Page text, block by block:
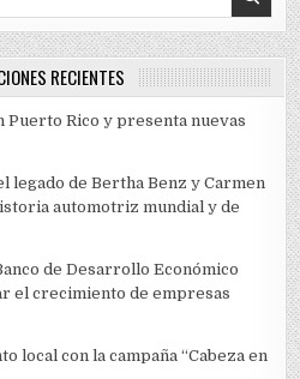
RECIENTES
Puerto Rico y presenta nuevas
legado de Bertha Benz y Carmen
automotriz mundial y de
de Desarrollo Económico
el crecimiento de empresas
local con la campaña “Cabeza en